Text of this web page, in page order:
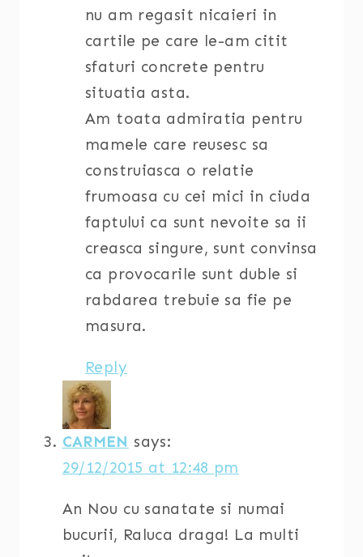
nu am regasit nicaieri in
cartile pe care le-am citit
sfaturi concrete pentru
situatia asta.
Am toata admiratia pentru
mamele care reusesc sa
construiasca o relatie
frumoasa cu cei mici in ciuda
faptului ca sunt nevoite sa ii
creasca singure, sunt convinsa
ca provocarile sunt duble si
rabdarea trebuie sa fie pe
masura.
Reply
CARMEN says:
29/12/2015 at 12:48 pm
An Nou cu sanatate si numai
bucurii, Raluca draga! La multi